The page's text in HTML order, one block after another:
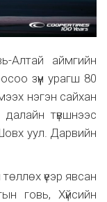
Алтай аймгийн
зүүн урагш 80
нэгэн сайхан
түвшнээс
уул. Дарвийн
үеэр явсан
говь, Хүйсийн